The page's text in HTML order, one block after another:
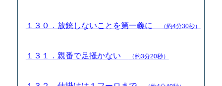
１３０．放銃しないことを第一義に （約4分30秒）
１３１．親番で足掻かない （約3分20秒）